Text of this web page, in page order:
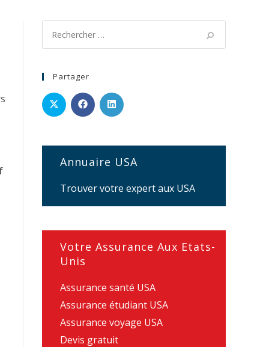
Partager
Annuaire USA
Trouver votre expert aux USA
Votre Assurance Aux Etats-
Unis
Assurance santé USA
Assurance étudiant USA
Assurance voyage USA
Devis gratuit